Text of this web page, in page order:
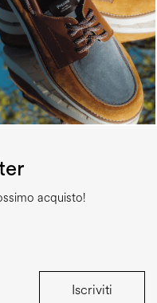
acquisto!
Iscriviti